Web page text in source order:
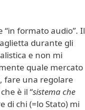
formato audio”. Il
durante gli
e non mi
quale mercato
fare una regolare
è il “sistema che
di chi (=lo Stato) mi